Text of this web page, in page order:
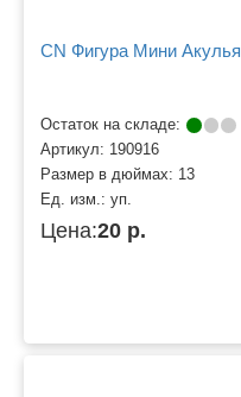
CN Фигура Мини
Остаток на складе:
Артикул: 190916
Размер в дюймах: 13
Ед. изм.: уп.
Цена:20 р.